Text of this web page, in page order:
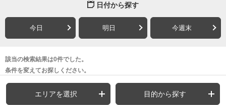
日付から探す
今日 明日 今週末
該当の検索結果は0件でした。
条件を変えてお探しください。
エリアを選択 目的から探す